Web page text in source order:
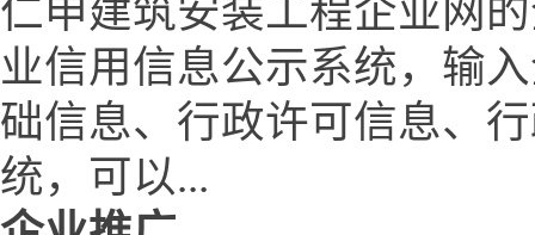
仁申建筑安装工程企业网
业信用信息公示系统，输
础信息、行政许可信息、
统，可以...